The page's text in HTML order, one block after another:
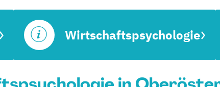
Wirtschaftspsychologie